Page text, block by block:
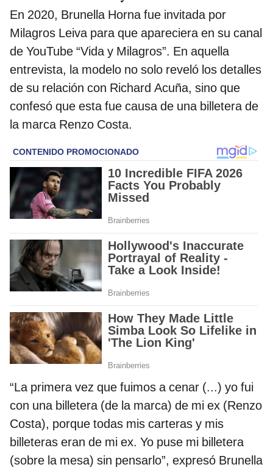
En 2020, Brunella Horna fue invitada por
Milagros Leiva para que apareciera en su canal
de YouTube “Vida y Milagros”. En aquella
entrevista, la modelo no solo reveló los detalles
de su relación con Richard Acuña, sino que
confesó que esta fue causa de una billetera de
la marca Renzo Costa.
“La primera vez que fuimos a cenar (...) yo fui
con una billetera (de la marca) de mi ex (Renzo
Costa), porque todas mis carteras y mis
billeteras eran de mi ex. Yo puse mi billetera
(sobre la mesa) sin pensarlo”, expresó Brunella